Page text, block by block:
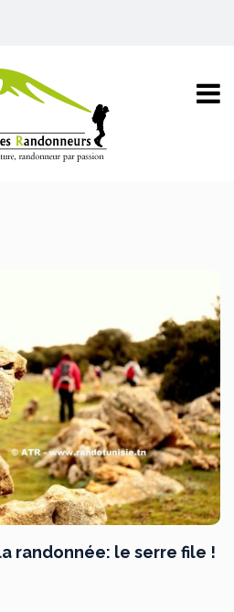
randonnée: le serre file !